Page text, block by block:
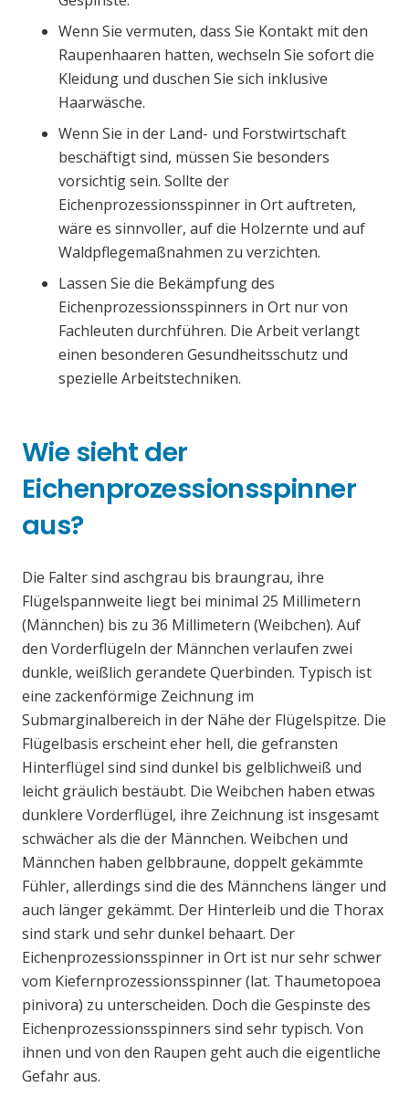
Wenn Sie vermuten, dass Sie Kontakt mit den
Raupenhaaren hatten, wechseln Sie sofort die
Kleidung und duschen Sie sich inklusive
Haarwäsche.
Wenn Sie in der Land- und Forstwirtschaft
beschäftigt sind, müssen Sie besonders
vorsichtig sein. Sollte der
Eichenprozessionsspinner in Ort auftreten,
wäre es sinnvoller, auf die Holzernte und auf
Waldpflegemaßnahmen zu verzichten.
Lassen Sie die Bekämpfung des
Eichenprozessionsspinners in Ort nur von
Fachleuten durchführen. Die Arbeit verlangt
einen besonderen Gesundheitsschutz und
spezielle Arbeitstechniken.
Wie sieht der
Eichenprozessionsspinner
aus?
Die Falter sind aschgrau bis braungrau, ihre
Flügelspannweite liegt bei minimal 25 Millimetern
(Männchen) bis zu 36 Millimetern (Weibchen). Auf
den Vorderflügeln der Männchen verlaufen zwei
dunkle, weißlich gerandete Querbinden. Typisch ist
eine zackenförmige Zeichnung im
Submarginalbereich in der Nähe der Flügelspitze. Die
Flügelbasis erscheint eher hell, die gefransten
Hinterflügel sind sind dunkel bis gelblichweiß und
leicht gräulich bestäubt. Die Weibchen haben etwas
dunklere Vorderflügel, ihre Zeichnung ist insgesamt
schwächer als die der Männchen. Weibchen und
Männchen haben gelbbraune, doppelt gekämmte
Fühler, allerdings sind die des Männchens länger und
auch länger gekämmt. Der Hinterleib und die Thorax
sind stark und sehr dunkel behaart. Der
Eichenprozessionsspinner in Ort ist nur sehr schwer
vom Kiefernprozessionsspinner (lat. Thaumetopoea
pinivora) zu unterscheiden. Doch die Gespinste des
Eichenprozessionsspinners sind sehr typisch. Von
ihnen und von den Raupen geht auch die eigentliche
Gefahr aus.